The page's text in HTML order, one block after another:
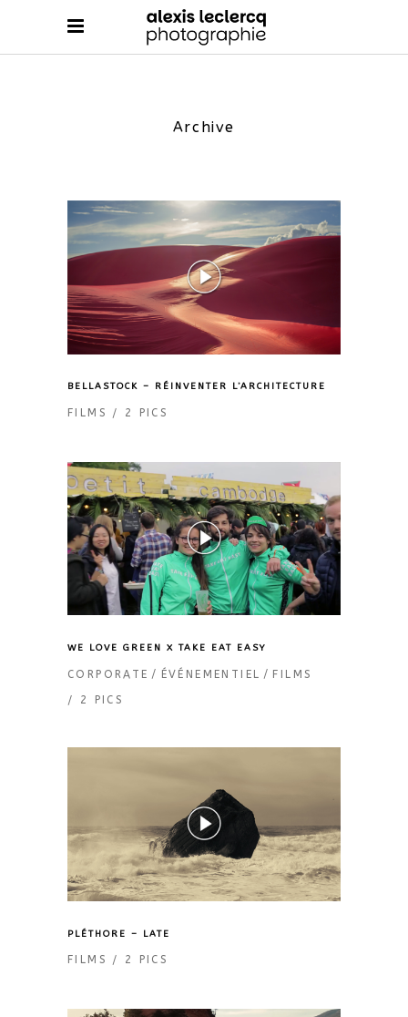
Archive
BELLASTOCK – RÉINVENTER L’ARCHITECTURE
FILMS 2 PICS
WE LOVE GREEN X TAKE EAT EASY
CORPORATE ÉVÉNEMENTIEL FILMS
2 PICS
PLÉTHORE – LATE
FILMS 2 PICS